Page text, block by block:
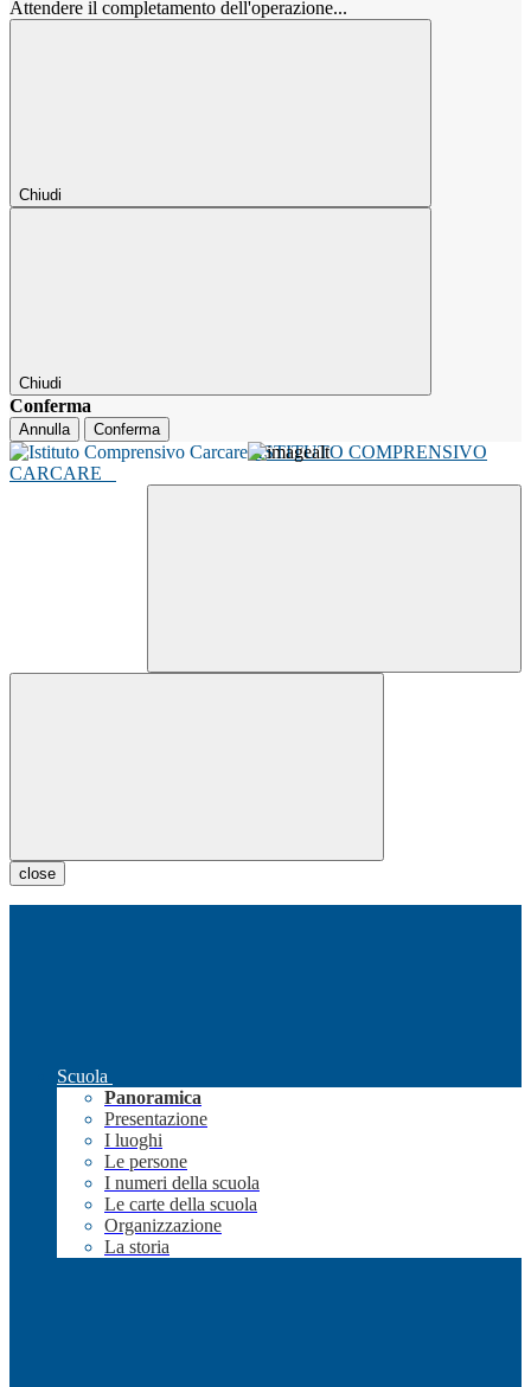
Attendere il completamento dell'operazione...
Chiudi
Chiudi
Conferma
Annulla Conferma
ISTITUTO COMPRENSIVO
CARCARE
close
Scuola
Panoramica
Presentazione
I luoghi
Le persone
I numeri della scuola
Le carte della scuola
Organizzazione
La storia